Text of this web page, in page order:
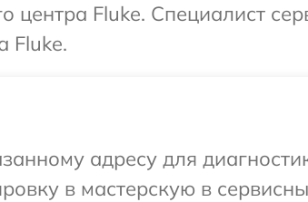
центра Fluke. Специалист
Fluke.
адресу для
в мастерскую в